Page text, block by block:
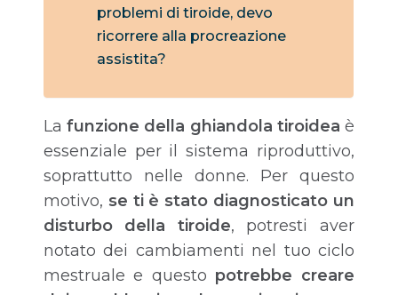
problemi di tiroide, devo
ricorrere alla procreazione
assistita?
Lafunzione della ghiandola tiroidea è
essenziale per il sistema riproduttivo,
soprattutto nelle donne. Per questo
motivo, se ti è stato diagnosticato un
disturbo della tiroide, potresti aver
notato dei cambiamenti nel tuo ciclo
mestruale e questo potrebbe creare